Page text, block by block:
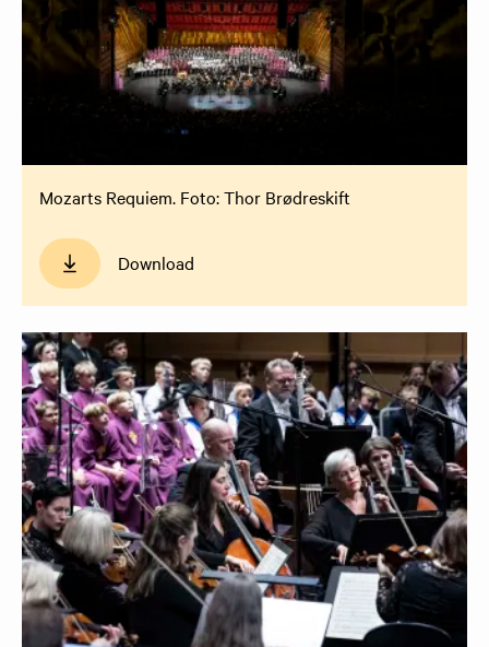
Mozarts Requiem. Foto: Thor Brødreskift
Download